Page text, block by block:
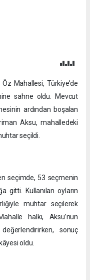
Mahallesi, Türkiye’de
sahne oldu. Mevcut
ardından boşalan
Aksu, mahalledeki
seçildi.
seçimde, 53 seçmenin
gitti. Kullanılan oyların
muhtar seçilerek
halkı, Aksu’nun
değerlendirirken, sonuç
oldu.